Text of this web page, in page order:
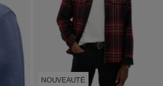
NOUVEAUTÉ